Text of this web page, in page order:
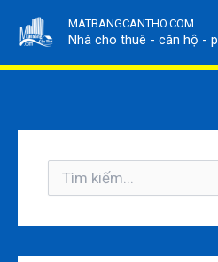
nội
MATBANGCANTHO.COM
Nhà cho thuê - căn hộ -
ì